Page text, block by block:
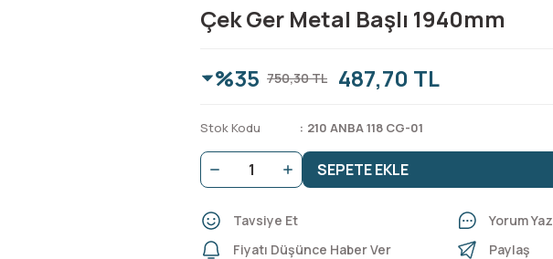
Çek Ger Metal Başlı 1940mm
%35 750,30 TL 487,70 TL
Stok Kodu 210 ANBA 118 CG-01
SEPETE EKLE
Tavsiye Et
Yorum Yaz
Fiyatı Düşünce Haber Ver
Paylaş